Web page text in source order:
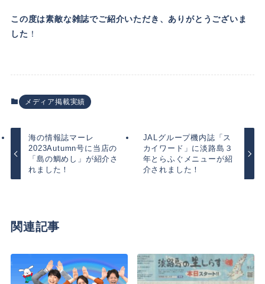
この度は素敵な雑誌でご紹介いただき、ありがとうございま
した ！
メディア掲載実績
海の情報誌マーレ
2023Autumn号に当店の
「島の鯛めし」が紹介さ
れました！
JALグループ機内誌「ス
カイワード」に淡路島３
年とらふぐメニューが紹
介されました！
関連記事